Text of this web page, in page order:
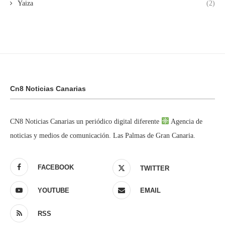
Yaiza (2)
Cn8 Noticias Canarias
CN8 Noticias Canarias un periódico digital diferente
Agencia de
noticias y medios de comunicación. Las Palmas de Gran Canaria.
FACEBOOK TWITTER
YOUTUBE EMAIL
RSS